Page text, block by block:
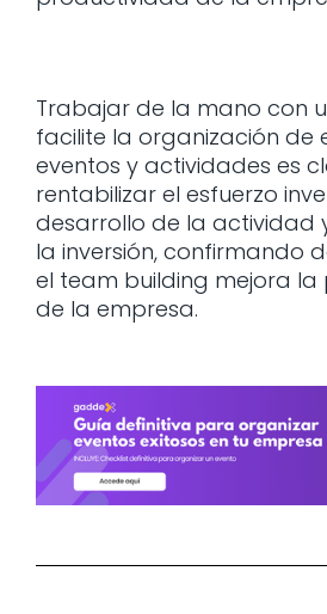
Trabajar de la mano con
facilite la organización de
eventos y actividades es
rentabilizar el esfuerzo
desarrollo de la actividad
la inversión, confirmando
el team building mejora
de la empresa.